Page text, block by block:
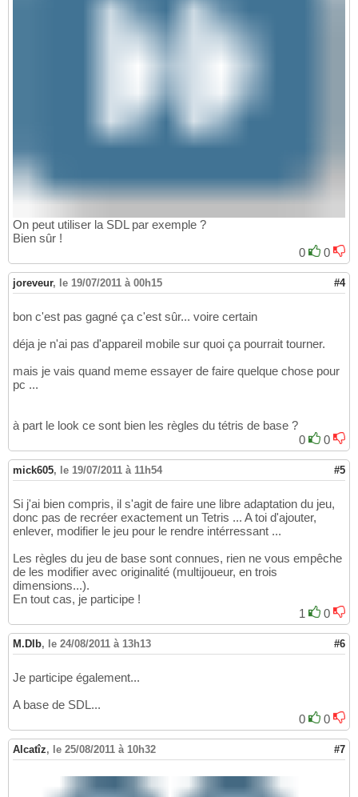
On peut utiliser la SDL par exemple ?
Bien sûr !
0
0
joreveur, le 19/07/2011 à 00h15 #4
bon c'est pas gagné ça c'est sûr... voire certain
déja je n'ai pas d'appareil mobile sur quoi ça pourrait tourner.
mais je vais quand meme essayer de faire quelque chose pour
pc ...
à part le look ce sont bien les règles du tétris de base ?
0
0
mick605, le 19/07/2011 à 11h54 #5
Si j'ai bien compris, il s'agit de faire une libre adaptation du jeu,
donc pas de recréer exactement un Tetris ... A toi d'ajouter,
enlever, modifier le jeu pour le rendre intérressant ...
Les règles du jeu de base sont connues, rien ne vous empêche
de les modifier avec originalité (multijoueur, en trois
dimensions...).
En tout cas, je participe !
1
0
M.Dlb, le 24/08/2011 à 13h13 #6
Je participe également...
A base de SDL...
0
0
Alcatîz, le 25/08/2011 à 10h32 #7